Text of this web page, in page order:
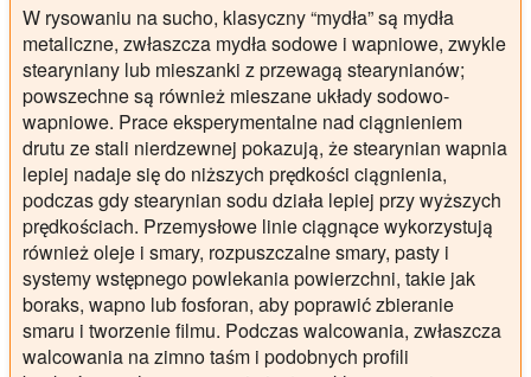
W rysowaniu na sucho, klasyczny “mydła” są mydła
metaliczne, zwłaszcza mydła sodowe i wapniowe, zwykle
stearyniany lub mieszanki z przewagą stearynianów;
powszechne są również mieszane układy sodowo-
wapniowe. Prace eksperymentalne nad ciągnieniem
drutu ze stali nierdzewnej pokazują, że stearynian wapnia
lepiej nadaje się do niższych prędkości ciągnienia,
podczas gdy stearynian sodu działa lepiej przy wyższych
prędkościach. Przemysłowe linie ciągnące wykorzystują
również oleje i smary, rozpuszczalne smary, pasty i
systemy wstępnego powlekania powierzchni, takie jak
boraks, wapno lub fosforan, aby poprawić zbieranie
smaru i tworzenie filmu. Podczas walcowania, zwłaszcza
walcowania na zimno taśm i podobnych profili